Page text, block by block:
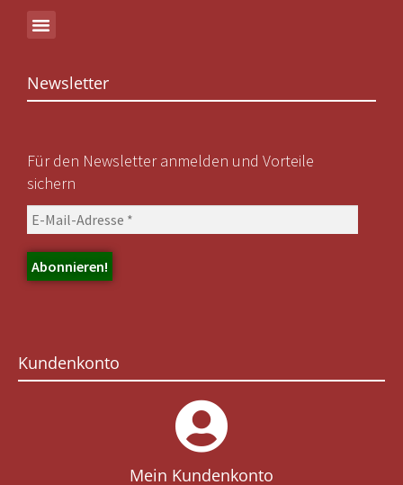
Newsletter
Für den Newsletter anmelden und Vorteile
sichern
Kundenkonto
Mein Kundenkonto